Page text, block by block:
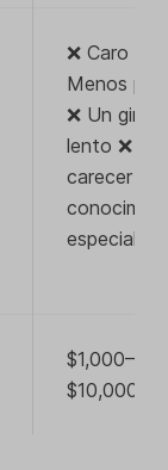
❌ Caro ❌
Menos
❌ Un giro
lento ❌
carecer de
$1,000–
$10,000/